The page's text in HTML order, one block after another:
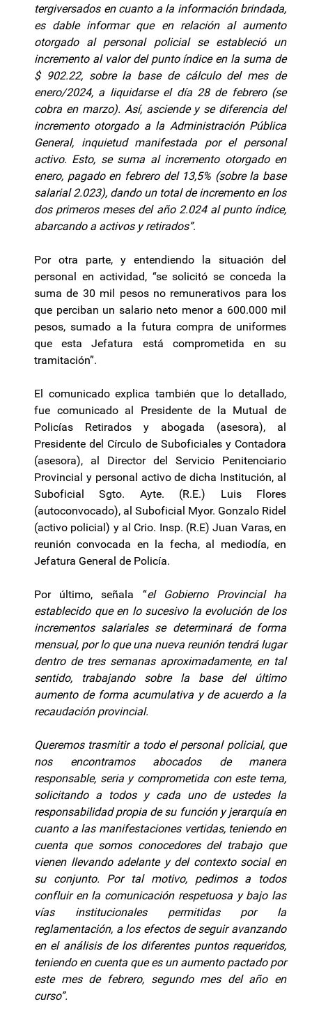
tergiversados en cuanto a la información brindada,
es dable informar que en relación al aumento
otorgado al personal policial se estableció un
incremento al valor del punto índice en la suma de
$ 902.22, sobre la base de cálculo del mes de
enero/2024, a liquidarse el día 28 de febrero (se
cobra en marzo). Así, asciende y se diferencia del
incremento otorgado a la Administración Pública
General, inquietud manifestada por el personal
activo. Esto, se suma al incremento otorgado en
enero, pagado en febrero del 13,5% (sobre la base
salarial 2.023), dando un total de incremento en los
dos primeros meses del año 2.024 al punto índice,
abarcando a activos y retirados”.
Por otra parte, y entendiendo la situación del
personal en actividad, “se solicitó se conceda la
suma de 30 mil pesos no remunerativos para los
que perciban un salario neto menor a 600.000 mil
pesos, sumado a la futura compra de uniformes
que esta Jefatura está comprometida en su
tramitación”.
El comunicado explica también que lo detallado,
fue comunicado al Presidente de la Mutual de
Policías Retirados y abogada (asesora), al
Presidente del Círculo de Suboficiales y Contadora
(asesora), al Director del Servicio Penitenciario
Provincial y personal activo de dicha Institución, al
Suboficial Sgto. Ayte. (R.E.) Luis Flores
(autoconvocado), al Suboficial Myor. Gonzalo Ridel
(activo policial) y al Crio. Insp. (R.E) Juan Varas, en
reunión convocada en la fecha, al mediodía, en
Jefatura General de Policía.
Por último, señala “el Gobierno Provincial ha
establecido que en lo sucesivo la evolución de los
incrementos salariales se determinará de forma
mensual, por lo que una nueva reunión tendrá lugar
dentro de tres semanas aproximadamente, en tal
sentido, trabajando sobre la base del último
aumento de forma acumulativa y de acuerdo a la
recaudación provincial.
Queremos trasmitir a todo el personal policial, que
nos encontramos abocados de manera
responsable, seria y comprometida con este tema,
solicitando a todos y cada uno de ustedes la
responsabilidad propia de su función y jerarquía en
cuanto a las manifestaciones vertidas, teniendo en
cuenta que somos conocedores del trabajo que
vienen llevando adelante y del contexto social en
su conjunto. Por tal motivo, pedimos a todos
confluir en la comunicación respetuosa y bajo las
vías institucionales permitidas por la
reglamentación, a los efectos de seguir avanzando
en el análisis de los diferentes puntos requeridos,
teniendo en cuenta que es un aumento pactado por
este mes de febrero, segundo mes del año en
curso”.